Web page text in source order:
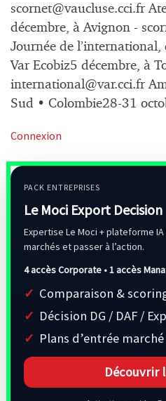
scornet@vaucluse.cci.fr
décembre, à Avignon -
Journée de
Var Ecobiz5 décembre, à
international@var.cci.fr
Sud • Colombie28-31
Connexion
PACK ENTREPRISES
Le Moci Export Decision
Expertise Le Moci + plateforme
marchés et passer à l’action.
4 accès Corporate • 1 accès
Comparaison &
Décision DG / DAF /
Plans d’entrée
Découvrir